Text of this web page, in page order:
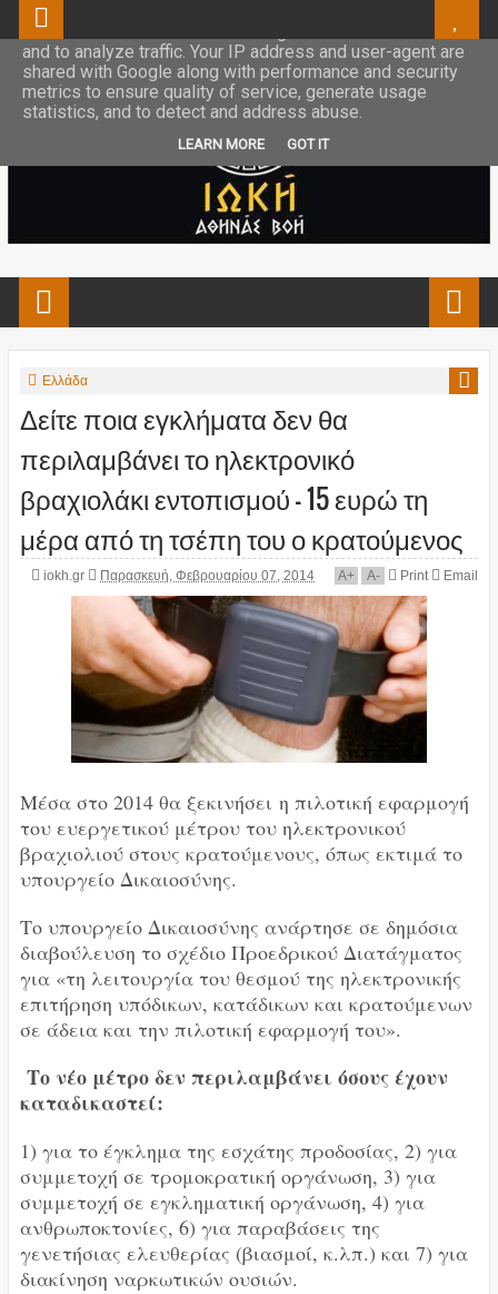
Ελλάδα
Δείτε ποια εγκλήματα δεν θα
περιλαμβάνει το ηλεκτρονικό
βραχιολάκι εντοπισμού – 15 ευρώ τη
μέρα από τη τσέπη του ο κρατούμενος
iokh.gr Παρασκευή, Φεβρουαρίου 07, 2014 A+ A- Print Email
Μέσα στο 2014 θα ξεκινήσει η πιλοτική εφαρμογή
του ευεργετικού μέτρου του ηλεκτρονικού
βραχιολιού στους κρατούμενους, όπως εκτιμά το
υπουργείο Δικαιοσύνης.
Το υπουργείο Δικαιοσύνης ανάρτησε σε δημόσια
διαβούλευση το σχέδιο Προεδρικού Διατάγματος
για «τη λειτουργία του θεσμού της ηλεκτρονικής
επιτήρηση υπόδικων, κατάδικων και κρατούμενων
σε άδεια και την πιλοτική εφαρμογή του».
Το νέο μέτρο δεν περιλαμβάνει όσους έχουν
καταδικαστεί:
1) για το έγκλημα της εσχάτης προδοσίας, 2) για
συμμετοχή σε τρομοκρατική οργάνωση, 3) για
συμμετοχή σε εγκληματική οργάνωση, 4) για
ανθρωποκτονίες, 6) για παραβάσεις της
γενετήσιας ελευθερίας (βιασμοί, κ.λπ.) και 7) για
διακίνηση ναρκωτικών ουσιών.
This site uses cookies from Google to deliver its services
and to analyze traffic. Your IP address and user-agent are
shared with Google along with performance and security
metrics to ensure quality of service, generate usage
statistics, and to detect and address abuse.
LEARN MORE GOT IT